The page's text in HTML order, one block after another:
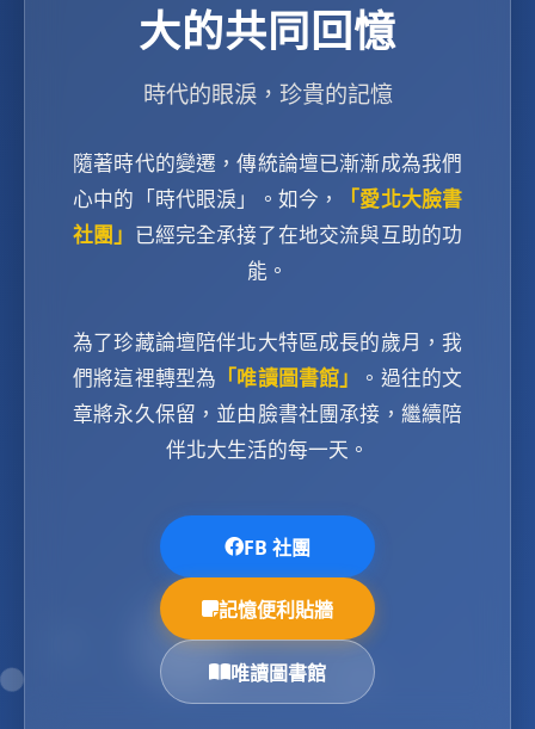
大的共同回憶
時代的眼淚，珍貴的記憶
隨著時代的變遷，傳統論壇已漸漸成為我們
心中的「時代眼淚」。如今，
「愛北大臉書
社團」 已經完全承接了在地交流與互助的功
能。
為了珍藏論壇陪伴北大特區成長的歲月，我
們將這裡轉型為 「唯讀圖書館」
。過往的文
章將永久保留，並由臉書社團承接，繼續陪
伴北大生活的每一天。
FB 社團
記憶便利貼牆
唯讀圖書館